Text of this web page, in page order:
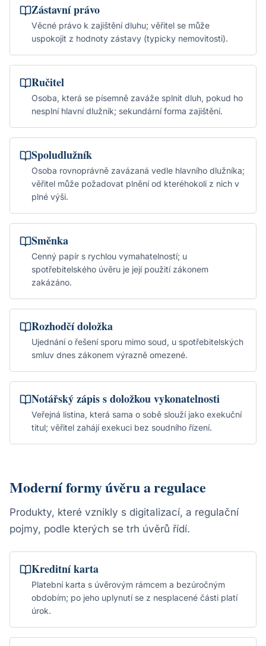
Zástavní právo
Věcné právo k zajištění dluhu; věřitel se může
uspokojit z hodnoty zástavy (typicky nemovitosti).
Ručitel
Osoba, která se písemně zaváže splnit dluh, pokud ho
nesplní hlavní dlužník; sekundární forma zajištění.
Spoludlužník
Osoba rovnoprávně zavázaná vedle hlavního dlužníka;
věřitel může požadovat plnění od kteréhokoli z nich v
plné výši.
Směnka
Cenný papír s rychlou vymahatelností; u
spotřebitelského úvěru je její použití zákonem
zakázáno.
Rozhodčí doložka
Ujednání o řešení sporu mimo soud, u spotřebitelských
smluv dnes zákonem výrazně omezené.
Notářský zápis s doložkou vykonatelnosti
Veřejná listina, která sama o sobě slouží jako exekuční
titul; věřitel zahájí exekuci bez soudního řízení.
Moderní formy úvěru a regulace
Produkty, které vznikly s digitalizací, a regulační
pojmy, podle kterých se trh úvěrů řídí.
Kreditní karta
Platební karta s úvěrovým rámcem a bezúročným
obdobím; po jeho uplynutí se z nesplacené části platí
úrok.